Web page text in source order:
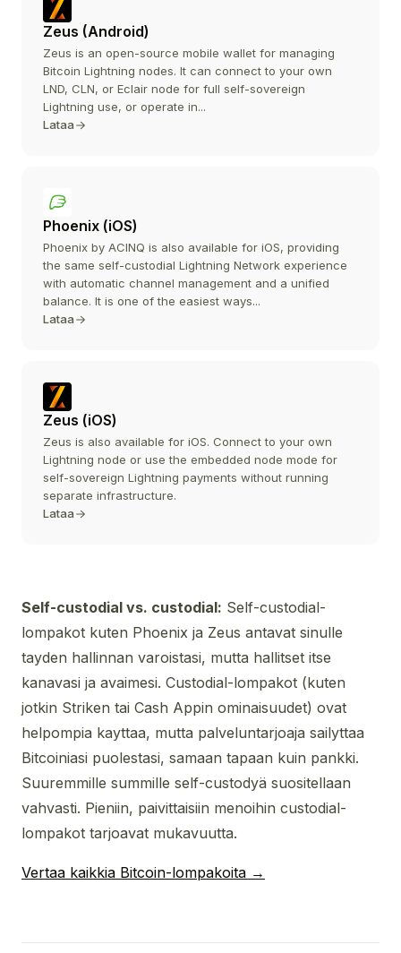
Zeus (Android)
Zeus is an open-source mobile wallet for managing
Bitcoin Lightning nodes. It can connect to your own
LND, CLN, or Eclair node for full self-sovereign
Lightning use, or operate in...
Lataa
Phoenix (iOS)
Phoenix by ACINQ is also available for iOS, providing
the same self-custodial Lightning Network experience
with automatic channel management and a unified
balance. It is one of the easiest ways...
Lataa
Zeus (iOS)
Zeus is also available for iOS. Connect to your own
Lightning node or use the embedded node mode for
self-sovereign Lightning payments without running
separate infrastructure.
Lataa
Self-custodial vs. custodial: Self-custodial-
lompakot kuten Phoenix ja Zeus antavat sinulle
tayden hallinnan varoistasi, mutta hallitset itse
kanavasi ja avaimesi. Custodial-lompakot (kuten
jotkin Striken tai Cash Appin ominaisuudet) ovat
helpompia kayttaa, mutta palveluntarjoaja sailyttaa
Bitcoiniasi puolestasi, samaan tapaan kuin pankki.
Suuremmille summille self-custodyä suositellaan
vahvasti. Pieniin, paivittaisiin menoihin custodial-
lompakot tarjoavat mukavuutta.
Vertaa kaikkia Bitcoin-lompakoita →